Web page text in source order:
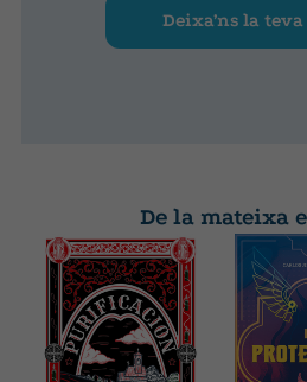
Deixa’ns la
De la mateixa